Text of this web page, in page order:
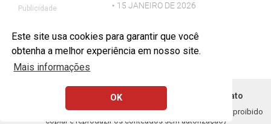
Este site usa cookies para garantir que você
obtenha a melhor experiência em nosso site.
Mais informações
OK
• 15 JANEIRO DE 2026
Publicidade
Política de Privacidade Remoção DMCA - Contato
Copyright © 2020 - 2026 1FEED. Todos os direitos resercados (É proibido
copiar e reproduzir os conteúdos sem autorização)